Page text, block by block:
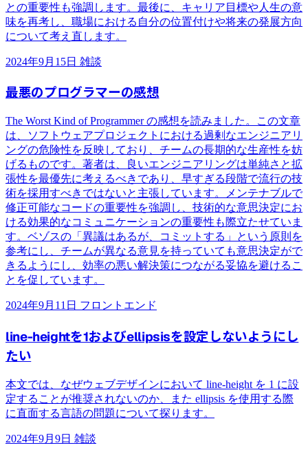
との重要性も強調します。最後に、キャリア目標や人生の意
味を再考し、職場における自分の位置付けや将来の発展方向
について考え直します。
2024年9月15日 雑談
最悪のプログラマーの感想
The Worst Kind of Programmer の感想を読みました。この文章
は、ソフトウェアプロジェクトにおける過剰なエンジニアリ
ングの危険性を反映しており、チームの長期的な生産性を妨
げるものです。著者は、良いエンジニアリングは単純さと拡
張性を最優先に考えるべきであり、早すぎる段階で流行の技
術を採用すべきではないと主張しています。メンテナブルで
修正可能なコードの重要性を強調し、技術的な意思決定にお
ける効果的なコミュニケーションの重要性も際立たせていま
す。ベゾスの「異議はあるが、コミットする」という原則を
参考にし、チームが異なる意見を持っていても意思決定がで
きるようにし、効率の悪い解決策につながる妥協を避けるこ
とを促しています。
2024年9月11日 フロントエンド
line-heightを1およびellipsisを設定しないようにし
たい
本文では、なぜウェブデザインにおいて line-height を 1 に設
定することが推奨されないのか、また ellipsis を使用する際
に直面する言語の問題について探ります。
2024年9月9日 雑談